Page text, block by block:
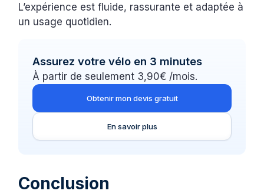
L’expérience est fluide, rassurante et adaptée à
un usage quotidien.
Assurez votre vélo en 3 minutes
À partir de seulement 3,90€ /mois.
Obtenir mon devis gratuit
En savoir plus
Conclusion